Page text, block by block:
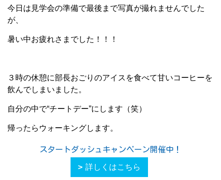
今日は見学会の準備で最後まで写真が撮れませんでした
が、
暑い中お疲れさまでした！！！
３時の休憩に部長おごりのアイスを食べて甘いコーヒーを
飲んでしまいました。
自分の中で“チートデー”にします（笑）
帰ったらウォーキングします。
スタートダッシュキャンペーン開催中！
詳しくはこちら